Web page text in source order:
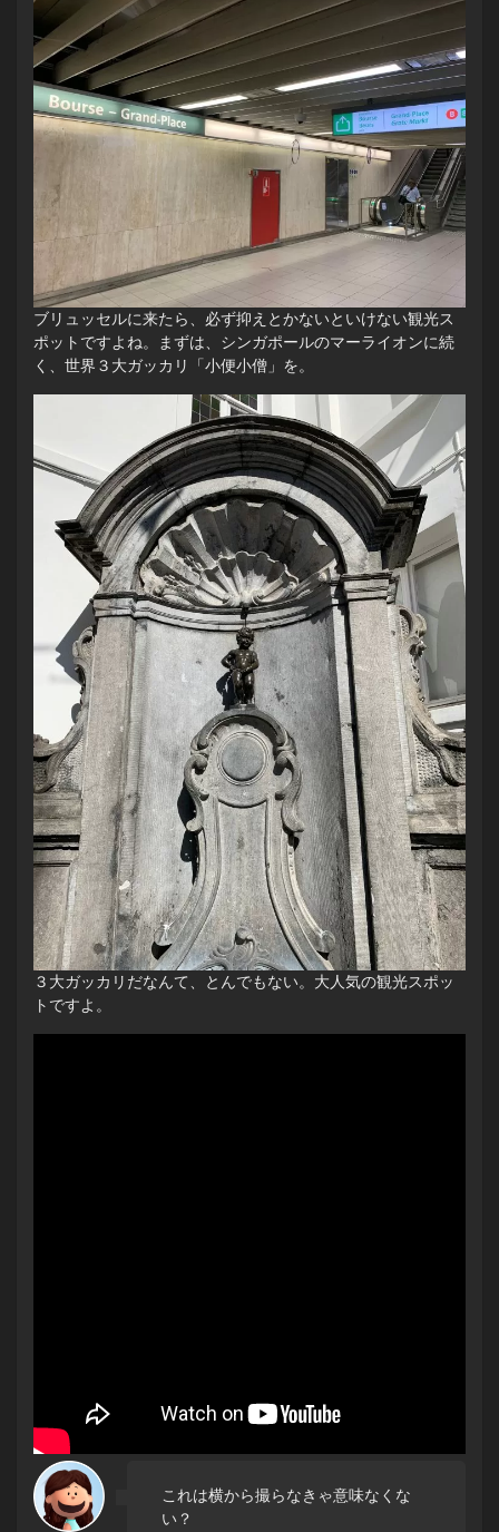
ブリュッセルに来たら、必ず抑えとかないといけない観光ス
ポットですよね。まずは、シンガポールのマーライオンに続
く、世界３大ガッカリ「小便小僧」を。
３大ガッカリだなんて、とんでもない。大人気の観光スポッ
トですよ。
これは横から撮らなきゃ意味なくな
い？